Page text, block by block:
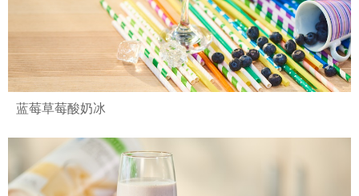
蓝莓草莓酸奶冰